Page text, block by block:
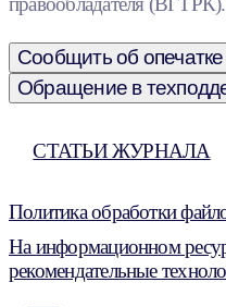
Сообщить об опечатке
Обращение в
СТАТЬИ ЖУРНАЛА
Политика обработки
На информационном
рекомендательные